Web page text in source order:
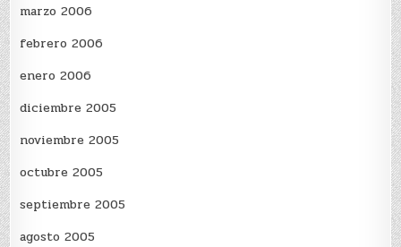
marzo 2006
febrero 2006
enero 2006
diciembre 2005
noviembre 2005
octubre 2005
septiembre 2005
agosto 2005